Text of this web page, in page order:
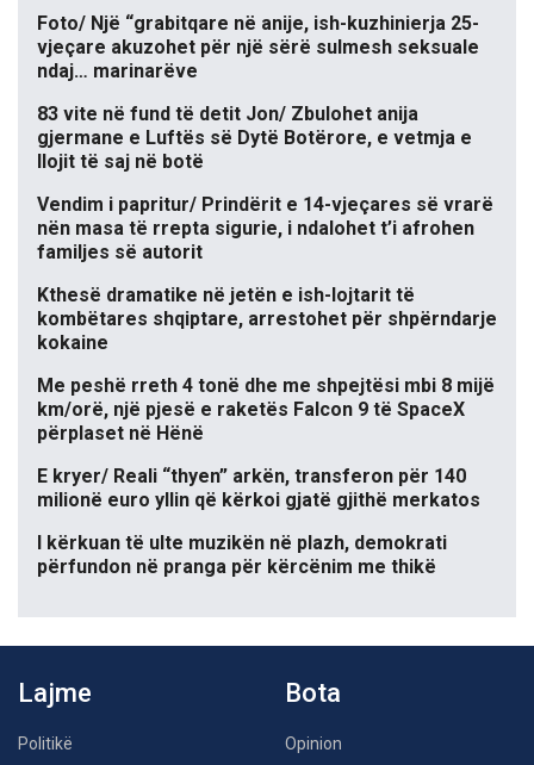
Foto/ Një “grabitqare në anije, ish-kuzhinierja 25-
vjeçare akuzohet për një sërë sulmesh seksuale
ndaj… marinarëve
83 vite në fund të detit Jon/ Zbulohet anija
gjermane e Luftës së Dytë Botërore, e vetmja e
llojit të saj në botë
Vendim i papritur/ Prindërit e 14-vjeçares së vrarë
nën masa të rrepta sigurie, i ndalohet t’i afrohen
familjes së autorit
Kthesë dramatike në jetën e ish-lojtarit të
kombëtares shqiptare, arrestohet për shpërndarje
kokaine
Me peshë rreth 4 tonë dhe me shpejtësi mbi 8 mijë
km/orë, një pjesë e raketës Falcon 9 të SpaceX
përplaset në Hënë
E kryer/ Reali “thyen” arkën, transferon për 140
milionë euro yllin që kërkoi gjatë gjithë merkatos
I kërkuan të ulte muzikën në plazh, demokrati
përfundon në pranga për kërcënim me thikë
Lajme
Politikë
Bota
Opinion